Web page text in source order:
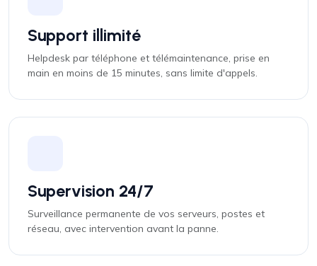
Support illimité
Helpdesk par téléphone et télémaintenance, prise en
main en moins de 15 minutes, sans limite d'appels.
Supervision 24/7
Surveillance permanente de vos serveurs, postes et
réseau, avec intervention avant la panne.